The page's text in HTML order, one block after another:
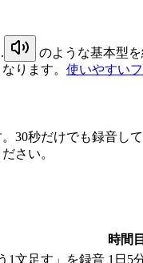
のような基本型
ります。 使いやすい
30秒だけでも録音し
さい。
時間
1文足す」を録音 1日5